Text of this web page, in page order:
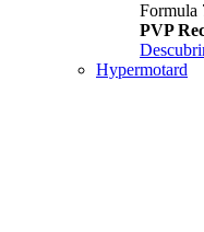
Formula
PVP
Hypermotard